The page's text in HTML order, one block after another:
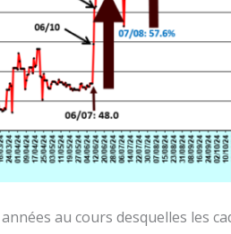
au cours desquelles les